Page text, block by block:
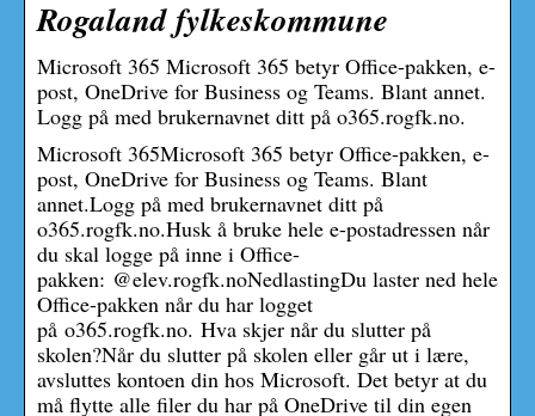
Rogaland fylkeskommune
Microsoft 365 Microsoft 365 betyr Office-pakken, e-
post, OneDrive for Business og Teams. Blant annet.
Logg på med brukernavnet ditt på o365.rogfk.no.
Microsoft 365Microsoft 365 betyr Office-pakken, e-
post, OneDrive for Business og Teams. Blant
annet.Logg på med brukernavnet ditt på
o365.rogfk.no.Husk å bruke hele e-postadressen når
du skal logge på inne i Office-
pakken: @elev.rogfk.noNedlastingDu laster ned hele
Office-pakken når du har logget
på o365.rogfk.no. Hva skjer når du slutter på
skolen?Når du slutter på skolen eller går ut i lære,
avsluttes kontoen din hos Microsoft. Det betyr at du
må flytte alle filer du har på OneDrive til din egen